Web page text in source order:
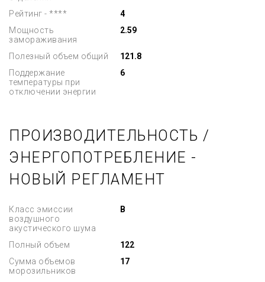
Рейтинг - ****
4
Мощность
замораживания
2.59
Полезный объем общий
121.8
Поддержание
температуры при
отключении энергии
6
ПРОИЗВОДИТЕЛЬНОСТЬ /
ЭНЕРГОПОТРЕБЛЕНИЕ -
НОВЫЙ РЕГЛАМЕНТ
Класс эмиссии
воздушного
акустического шума
B
Полный объем
122
Сумма объемов
морозильников
17